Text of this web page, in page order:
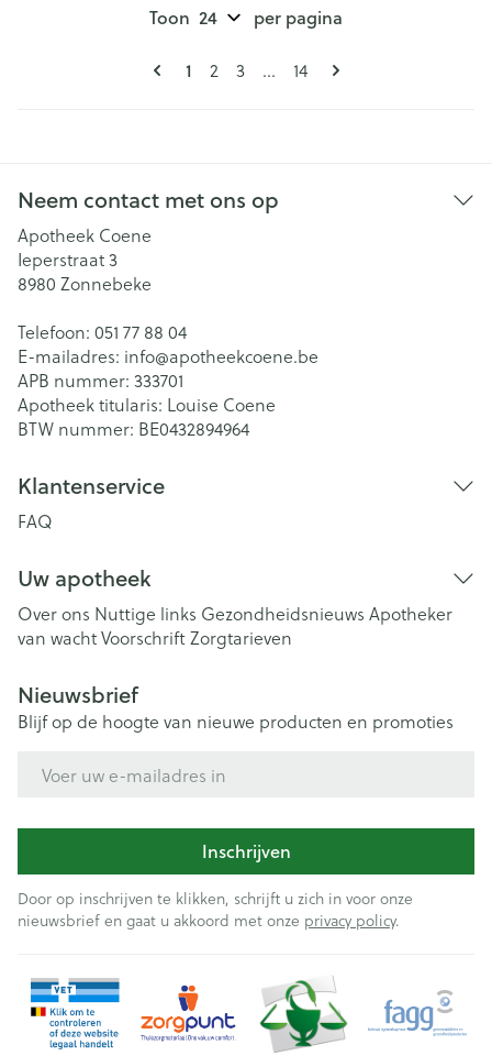
Pagina's
U lees momenteel pagina
1 Pagina
2 Pagina
3 ... Pagina
14
Toon per pagina
Neem contact met ons op
Apotheek Coene
Ieperstraat 3
8980 Zonnebeke
Telefoon: 051 77 88 04
E-mailadres: info@apotheekcoene.be
APB nummer: 333701
Apotheek titularis: Louise Coene
BTW nummer: BE0432894964
Klantenservice
FAQ
Uw apotheek
Over ons Nuttige links Gezondheidsnieuws Apotheker
van wachtVoorschriftZorgtarieven
Nieuwsbrief
Blijf op de hoogte van nieuwe producten en promoties
Inschrijven
Door op inschrijven te klikken, schrijft u zich in voor onze
nieuwsbrief en gaat u akkoord met onze privacy policy.